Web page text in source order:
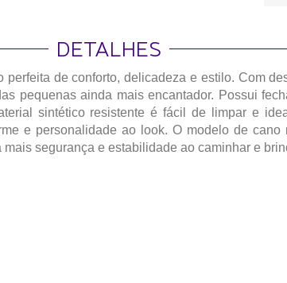
DETALHES
de conforto, delicadeza e estilo. Com
pequenas ainda mais encantador. Possui
sintético resistente é fácil de limpar e
e personalidade ao look. O modelo de
segurança e estabilidade ao caminhar e